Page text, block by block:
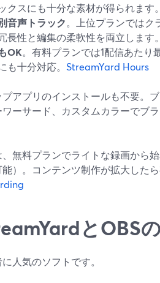
クスにも十分な素材が得られます。
音声トラック。上位プランではク
長性と編集の柔軟性を両立します。
OK。有料プランでは1配信あたり
も十分対応。 StreamYard Hours
アプリのインストールも不要。
ーサード、カスタムカラーでブ
無料プランでライトな録画から
）。コンテンツ制作が拡大した
とOBS
人気のソフトです。